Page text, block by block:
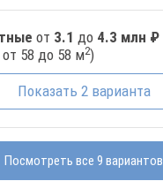
от 3.1 до 4.3 млн ₽
58 до 58 м2)
Показать 2 варианта
Посмотреть все 9 вариантов